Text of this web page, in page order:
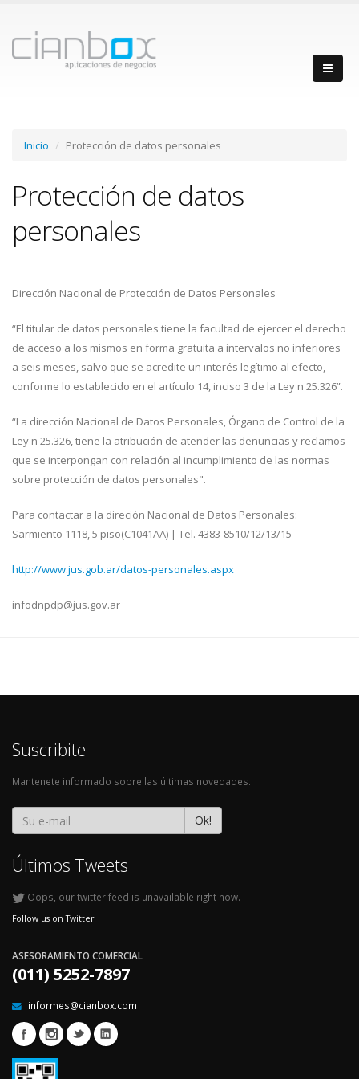
Inicio Protección de datos personales
Protección de datos
personales
Dirección Nacional de Protección de Datos Personales
“El titular de datos personales tiene la facultad de ejercer el derecho
de acceso a los mismos en forma gratuita a intervalos no inferiores
a seis meses, salvo que se acredite un interés legítimo al efecto,
conforme lo establecido en el artículo 14, inciso 3 de la Ley n 25.326”.
“La dirección Nacional de Datos Personales, Órgano de Control de la
Ley n 25.326, tiene la atribución de atender las denuncias y reclamos
que se interpongan con relación al incumplimiento de las normas
sobre protección de datos personales".
Para contactar a la direción Nacional de Datos Personales:
Sarmiento 1118, 5 piso(C1041AA) | Tel. 4383-8510/12/13/15
http://www.jus.gob.ar/datos-personales.aspx
infodnpdp@jus.gov.ar
Suscribite
Mantenete informado sobre las últimas novedades.
Ok!
Últimos Tweets
Oops, our twitter feed is unavailable right now.
Follow us on Twitter
ASESORAMIENTO COMERCIAL
(011) 5252-7897
informes@cianbox.com